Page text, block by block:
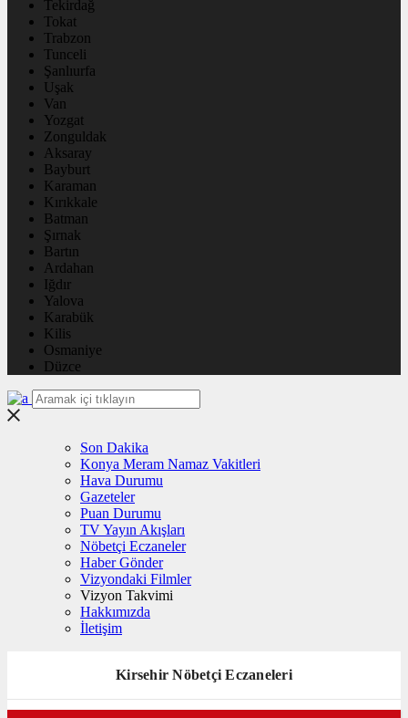
Tekirdağ
Tokat
Trabzon
Tunceli
Şanlıurfa
Uşak
Van
Yozgat
Zonguldak
Aksaray
Bayburt
Karaman
Kırıkkale
Batman
Şırnak
Bartın
Ardahan
Iğdır
Yalova
Karabük
Kilis
Osmaniye
Düzce
Son Dakika
Konya Meram Namaz Vakitleri
Hava Durumu
Gazeteler
Puan Durumu
TV Yayın Akışları
Nöbetçi Eczaneler
Haber Gönder
Vizyondaki Filmler
Vizyon Takvimi
Hakkımızda
İletişim
Kirsehir Nöbetçi Eczaneleri